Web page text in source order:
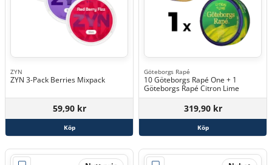
ZYN
ZYN 3-Pack Berries Mixpack
59,90 kr
Köp
Göteborgs Rapé
10 Göteborgs Rapé One + 1
Göteborgs Rapé Citron Lime
319,90 kr
Köp